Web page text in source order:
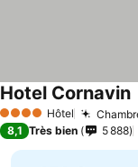
4 Étoiles Hôtel
Hotel Cornavin
8,1 Très bien 5 888